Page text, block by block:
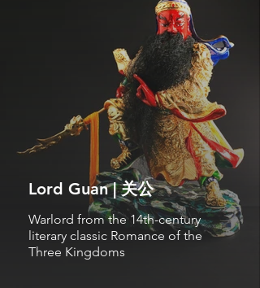
Lord Guan | 关公
Warlord from the 14th-century
literary classic Romance of the
Three Kingdoms